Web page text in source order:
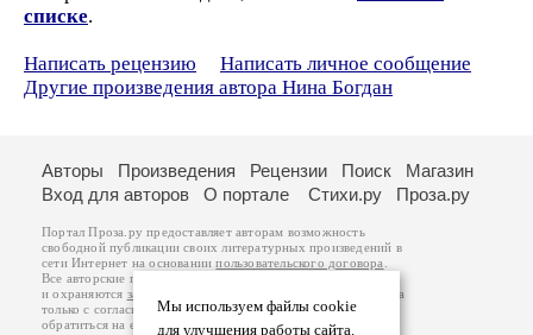
списке.
Написать рецензию
Написать личное сообщение
Другие произведения автора Нина Богдан
Мы используем файлы cookie
для улучшения работы сайта.
Авторы Произведения Рецензии Поиск
Магазин
Вход для авторов
О портале Стихи.ру Проза.ру
Портал Проза.ру предоставляет авторам возможность
свободной публикации своих литературных произведений в
сети Интернет на основаниипользовательского договора
Все авторские права на произведения принадлежат авторам
и охраняются законом
. Перепечатка произведений возможна
только с согласия его автора, к которому вы можете
обратиться на его авторской странице. Ответственность за